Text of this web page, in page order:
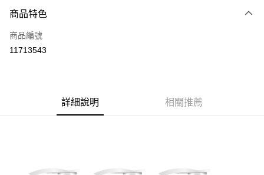
全家取貨付款
每筆NT$60，滿NT$599(含以上)免運費
付款後全家取貨
每筆NT$60，滿NT$599(含以上)免運費
商品特色
商品編號
11713543
詳細說明 相關推薦